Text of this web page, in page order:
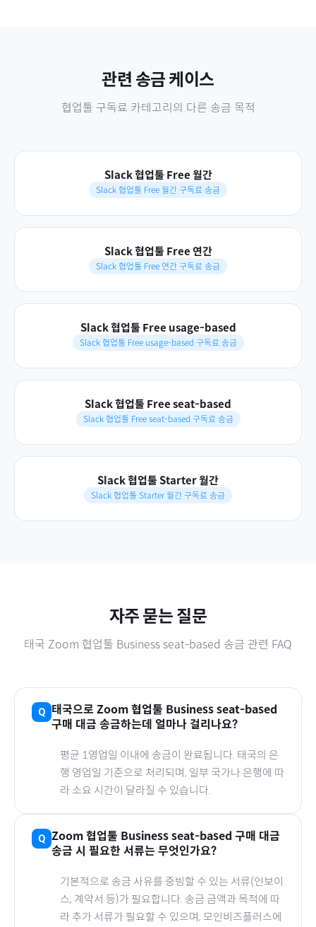
관련 송금 케이스
협업툴 구독료 카테고리의 다른 송금 목적
Slack 협업툴 Free 월간
Slack 협업툴 Free 월간 구독료 송금
Slack 협업툴 Free 연간
Slack 협업툴 Free 연간 구독료 송금
Slack 협업툴 Free usage-based
Slack 협업툴 Free usage-based 구독료 송금
Slack 협업툴 Free seat-based
Slack 협업툴 Free seat-based 구독료 송금
Slack 협업툴 Starter 월간
Slack 협업툴 Starter 월간 구독료 송금
자주 묻는 질문
태국 Zoom 협업툴 Business seat-based 송금 관련 FAQ
태국으로 Zoom 협업툴 Business seat-based
구매 대금 송금하는데 얼마나 걸리나요?
평균 1영업일 이내에 송금이 완료됩니다. 태국의 은
행 영업일 기준으로 처리되며, 일부 국가나 은행에 따
라 소요 시간이 달라질 수 있습니다.
Zoom 협업툴 Business seat-based 구매 대금
송금 시 필요한 서류는 무엇인가요?
기본적으로 송금 사유를 증빙할 수 있는 서류(인보이
스, 계약서 등)가 필요합니다. 송금 금액과 목적에 따
라 추가 서류가 필요할 수 있으며, 모인비즈플러스에